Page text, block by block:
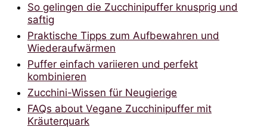
So gelingen die Zucchinipuffer knusprig und
saftig
Praktische Tipps zum Aufbewahren und
Wiederaufwärmen
Puffer einfach variieren und perfekt
kombinieren
Zucchini-Wissen für Neugierige
FAQs about Vegane Zucchinipuffer mit
Kräuterquark